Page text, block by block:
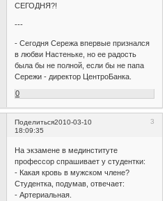
СЕГОДНЯ?!
---
- Сегодня Сережа впервые признался
в любви Настеньке, но ее радость
была бы не полной, если бы не папа
Сережи - директор ЦентроБанка.
0
Поделиться 3
2010-03-10
18:09:35
На экзамене в мединституте
профессор спрашивает у студентки:
- Какая кровь в мужском члене?
Студентка, подумав, отвечает:
- Артериальная.